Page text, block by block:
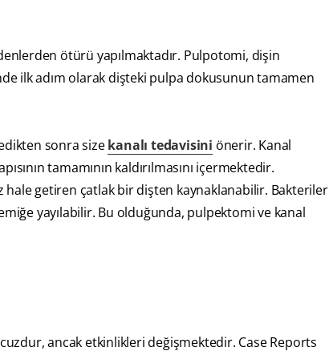
ötürü yapılmaktadır. Pulpotomi, dişin
ilk adım olarak dişteki pulpa dokusunun tamamen
sonra sizekanalı tedavisini önerir. Kanal
tamamının kaldırılmasını içermektedir.
hale getiren çatlak bir dişten kaynaklanabilir. Bakteriler
yayılabilir. Bu olduğunda, pulpektomi ve kanal
ancak etkinlikleri değişmektedir. Case Reports